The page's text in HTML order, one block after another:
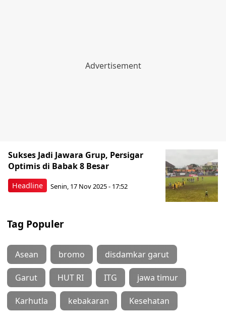
Headline
Sukses Jadi Jawara Grup, Persigar
Optimis di Babak 8 Besar
Senin, 17 Nov 2025 - 17:52
Tag Populer
Asean bromo disdamkar garut
Garut HUT RI ITG jawa timur
Karhutla kebakaran Kesehatan